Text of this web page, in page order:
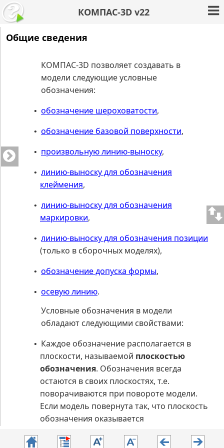
КОМПАС-3D v22
Общие сведения
КОМПАС-3D позволяет создавать в
модели следующие условные
обозначения:
• обозначение шероховатости,
• обозначение базовой поверхности,
• произвольную линию-выноску,
• линию-выноску для обозначения
клеймения,
• линию-выноску для обозначения
маркировки,
• линию-выноску для обозначения позиции
(только в сборочных моделях),
• обозначение допуска формы,
• осевую линию.
Условные обозначения в модели
обладают следующими свойствами:
• Каждое обозначение располагается в
плоскости, называемой плоскостью
обозначения. Обозначения всегда
остаются в своих плоскостях, т.е.
поворачиваются при повороте модели.
Если модель повернута так, что плоскость
обозначения оказывается
обозначение не отображается.